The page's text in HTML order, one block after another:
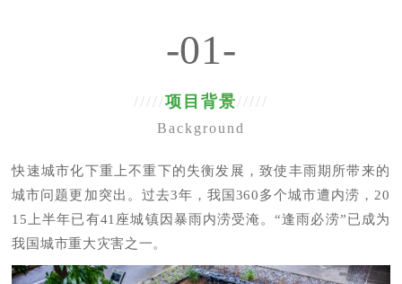
-01-
/////项目背景/////
Background
快速城市化下重上不重下的失衡发展，致使丰雨期所带来的
城市问题更加突出。过去3年，我国360多个城市遭内涝，20
15上半年已有41座城镇因暴雨内涝受淹。“逢雨必涝”已成为
我国城市重大灾害之一。